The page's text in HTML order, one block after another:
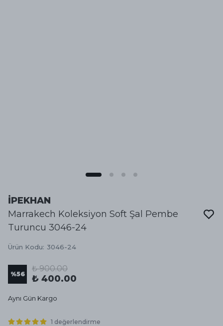
İPEKHAN
Marrakech Koleksiyon Soft Şal Pembe
Turuncu 3046-24
Ürün Kodu: 3046-24
%56
₺ 900.00
₺ 400.00
Aynı Gün Kargo
1 değerlendirme